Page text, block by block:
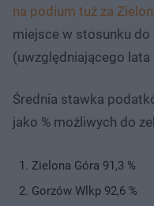
na podium tuż za
miejsce w stosunku
(uwzględniającego
Średnia stawka
jako % możliwych do
Zielona Góra 91,3 %
Gorzów Wlkp 92,6 %